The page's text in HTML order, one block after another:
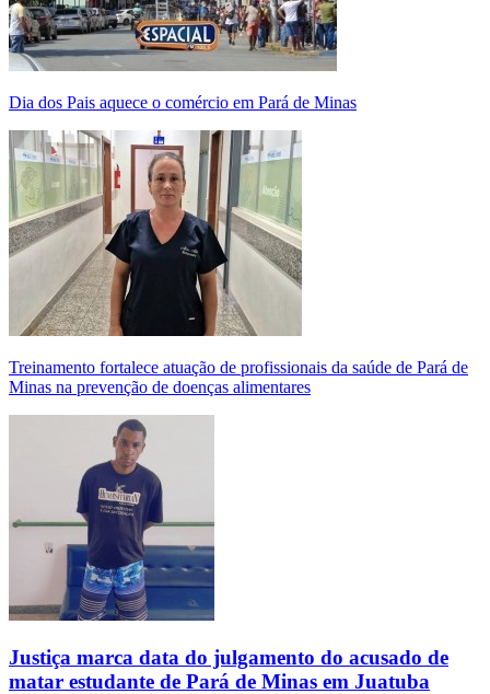
Dia dos Pais aquece o comércio em Pará de Minas
Treinamento fortalece atuação de profissionais da saúde de Pará de
Minas na prevenção de doenças alimentares
Justiça marca data do julgamento do acusado de
matar estudante de Pará de Minas em Juatuba